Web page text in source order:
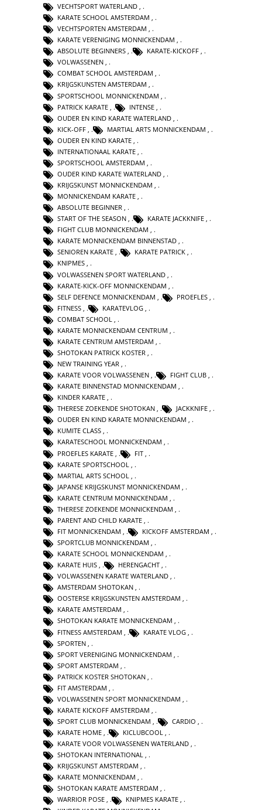
VECHTSPORT WATERLAND ,
KARATE SCHOOL AMSTERDAM ,
VECHTSPORTEN AMSTERDAM ,
KARATE VERENIGING MONNICKENDAM ,
ABSOLUTE BEGINNERS , KARATE-KICKOFF ,
VOLWASSENEN ,
COMBAT SCHOOL AMSTERDAM ,
KRIJGSKUNSTEN AMSTERDAM ,
SPORTSCHOOL MONNICKENDAM
PATRICK KARATE
INTENSE
OUDER EN KIND KARATE WATERLAND
KICK-OFF
MARTIAL ARTS MONNICKENDAM
OUDER EN KIND KARATE
INTERNATIONAAL KARATE
SPORTSCHOOL AMSTERDAM
OUDER KIND KARATE WATERLAND
KRIJGSKUNST MONNICKENDAM ,
MONNICKENDAM KARATE ,
ABSOLUTE BEGINNER ,
START OF THE SEASON , KARATE JACKKNIFE ,
FIGHT CLUB MONNICKENDAM ,
KARATE MONNICKENDAM BINNENSTAD ,
SENIOREN KARATE , KARATE PATRICK ,
KNIPMES ,
VOLWASSENEN SPORT WATERLAND
KARATE-KICK-OFF MONNICKENDAM
SELF DEFENCE MONNICKENDAM
PROEFLES
FITNESS
KARATEVLOG
COMBAT SCHOOL
KARATE MONNICKENDAM CENTRUM
KARATE CENTRUM AMSTERDAM
SHOTOKAN PATRICK KOSTER
NEW TRAINING YEAR ,
KARATE VOOR VOLWASSENEN , FIGHT CLUB ,
KARATE BINNENSTAD MONNICKENDAM ,
KINDER KARATE ,
THERESE ZOEKENDE SHOTOKAN , JACKKNIFE ,
OUDER EN KIND KARATE MONNICKENDAM ,
KUMITE CLASS ,
KARATESCHOOL MONNICKENDAM ,
PROEFLES KARATE
FIT
KARATE SPORTSCHOOL
MARTIAL ARTS SCHOOL
JAPANSE KRIJGSKUNST MONNICKENDAM
KARATE CENTRUM MONNICKENDAM
THERESE ZOEKENDE MONNICKENDAM
PARENT AND CHILD KARATE
FIT MONNICKENDAM
KICKOFF AMSTERDAM
SPORTCLUB MONNICKENDAM ,
KARATE SCHOOL MONNICKENDAM ,
KARATE HUIS , HERENGACHT ,
VOLWASSENEN KARATE WATERLAND ,
AMSTERDAM SHOTOKAN ,
OOSTERSE KRIJGSKUNSTEN AMSTERDAM ,
KARATE AMSTERDAM ,
SHOTOKAN KARATE MONNICKENDAM ,
FITNESS AMSTERDAM
KARATE VLOG
SPORTEN
SPORT VERENIGING MONNICKENDAM
SPORT AMSTERDAM
PATRICK KOSTER SHOTOKAN
FIT AMSTERDAM
VOLWASSENEN SPORT MONNICKENDAM
KARATE KICKOFF AMSTERDAM
SPORT CLUB MONNICKENDAM , CARDIO ,
KARATE HOME , KICLUBCOOL ,
KARATE VOOR VOLWASSENEN WATERLAND ,
SHOTOKAN INTERNATIONAL ,
KRIJGSKUNST AMSTERDAM ,
KARATE MONNICKENDAM ,
SHOTOKAN KARATE AMSTERDAM ,
WARRIOR POSE , KNIPMES KARATE ,